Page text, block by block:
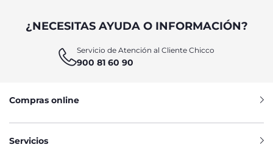
¿NECESITAS AYUDA O INFORMACIÓN?
Servicio de Atención al Cliente Chicco
900 81 60 90
Compras online
Servicios